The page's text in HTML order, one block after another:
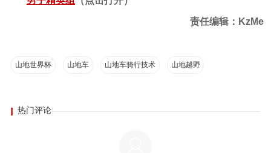
责任编辑：KzMe
山地世界杯 山地车 山地车骑行技术 山地越野
热门评论